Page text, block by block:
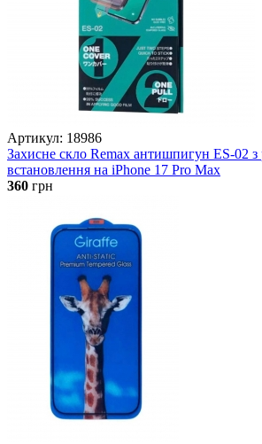
Артикул: 18986
Захисне скло Remax антишпигун ES-02
встановлення на iPhone 17 Pro Max
360 грн